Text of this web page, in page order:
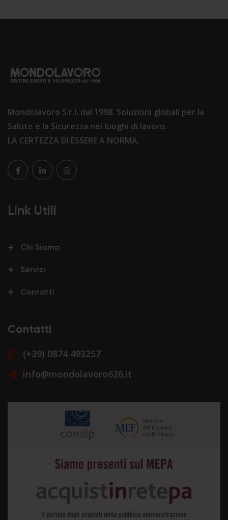
Mondolavoro S.r.l. dal 1998. Soluzioni globali per la
Salute e la Sicurezza nei luoghi di lavoro.
LA CERTEZZA DI ESSERE A NORMA.
Link Utili
Chi Siamo
Servizi
Contatti
Contatti
(+39) 0874 493257
info@mondolavoro626.it